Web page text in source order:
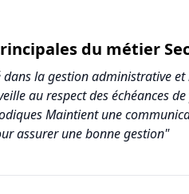
du métier
la gestion administrative
au respect des échéances
Maintient une
assurer une bonne gestion"